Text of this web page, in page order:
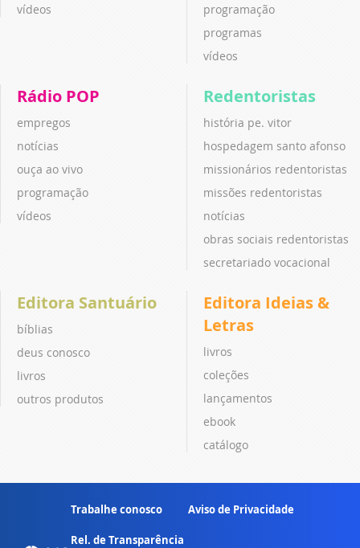
vídeos
programação
programas
vídeos
Rádio POP
empregos
notícias
ouça ao vivo
programação
vídeos
Redentoristas
história pe. vitor
hospedagem santo afonso
missionários redentoristas
missões redentoristas
notícias
obras sociais redentoristas
secretariado vocacional
Editora Santuário
bíblias
deus conosco
livros
outros produtos
Editora Ideias &
Letras
livros
coleções
lançamentos
ebook
catálogo
Trabalhe conosco Aviso de Privacidade
Rel. de Transparência